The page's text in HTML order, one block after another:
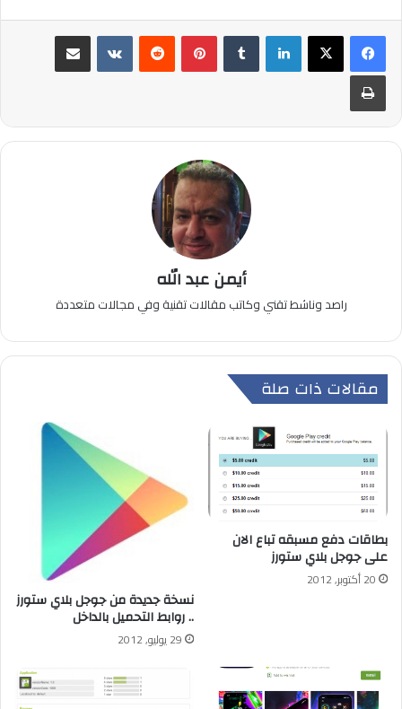
لينكدإن بينتيريست
مشاركة عبر البريد
طباعة
أيمن عبد الله
راصد وناشط تقني وكاتب مقالات تقنية وفي مجالات متعددة
مقالات ذات صلة
بطاقات دفع مسبقه تباع الان
على جوجل بلاي ستورز
20 أكتوبر, 2012
نسخة جديدة من جوجل بلاي ستورز
.. روابط التحميل بالداخل
29 يوليو, 2012